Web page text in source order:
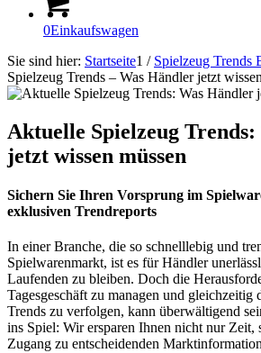
0Einkaufswagen
Sie sind hier: Startseite1 / Spielzeug Trends
Spielzeug Trends – Was Händler jetzt
Aktuelle Spielzeug
jetzt wissen müssen
Sichern Sie Ihren Vorsprung im
exklusiven Trendreports
In einer Branche, die so schnelllebig und
Spielwarenmarkt, ist es für Händler
Laufenden zu bleiben. Doch die
Tagesgeschäft zu managen und gleichzeitig
Trends zu verfolgen, kann überwältigend
ins Spiel: Wir ersparen Ihnen nicht nur Zeit,
Zugang zu entscheidenden